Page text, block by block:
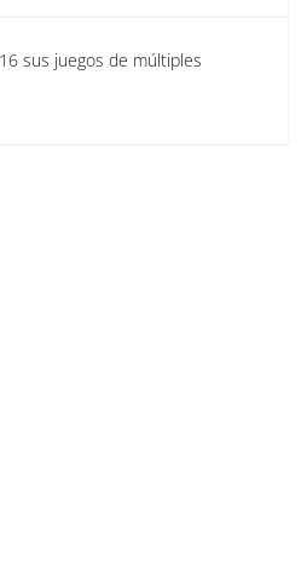
sus juegos de múltiples